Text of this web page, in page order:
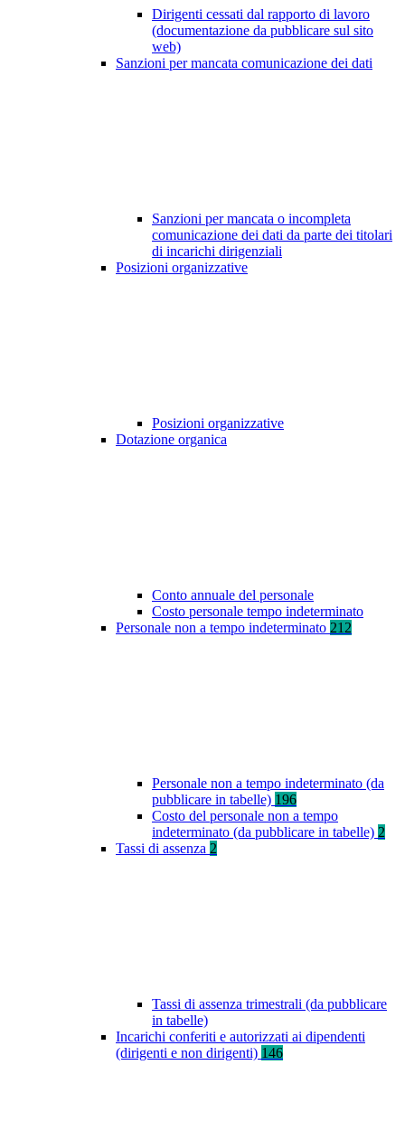
Dirigenti cessati dal rapporto di lavoro
(documentazione da pubblicare sul sito
web)
Sanzioni per mancata comunicazione dei dati
Sanzioni per mancata o incompleta
comunicazione dei dati da parte dei titolari
di incarichi dirigenziali
Posizioni organizzative
Posizioni organizzative
Dotazione organica
Conto annuale del personale
Costo personale tempo indeterminato
Personale non a tempo indeterminato 212
Personale non a tempo indeterminato (da
pubblicare in tabelle) 196
Costo del personale non a tempo
indeterminato (da pubblicare in tabelle) 2
Tassi di assenza 2
Tassi di assenza trimestrali (da pubblicare
in tabelle)
Incarichi conferiti e autorizzati ai dipendenti
(dirigenti e non dirigenti) 146